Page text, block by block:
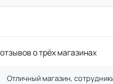
о трёх магазинах
Отличный магазин,